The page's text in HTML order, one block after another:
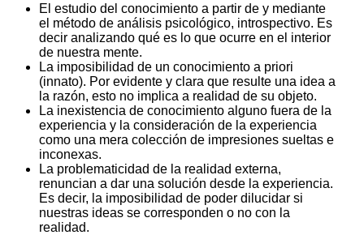
El estudio del conocimiento a partir de y mediante
el método de análisis psicológico, introspectivo. Es
decir analizando qué es lo que ocurre en el interior
de nuestra mente.
La imposibilidad de un conocimiento a priori
(innato). Por evidente y clara que resulte una idea a
la razón, esto no implica a realidad de su objeto.
La inexistencia de conocimiento alguno fuera de la
experiencia y la consideración de la experiencia
como una mera colección de impresiones sueltas e
inconexas.
La problematicidad de la realidad externa,
renuncian a dar una solución desde la experiencia.
Es decir, la imposibilidad de poder dilucidar si
nuestras ideas se corresponden o no con la
realidad.